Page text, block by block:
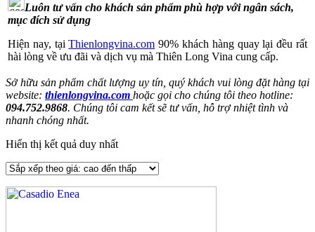
Luôn tư vấn cho khách sản phẩm phù hợp với ngân sách,
mục đích sử dụng
Hiện nay, tạiThienlongvina.com 90% khách hàng quay lại đều rất
hài lòng về ưu đãi và dịch vụ mà Thiên Long Vina cung cấp.
Sở hữu sản phẩm chất lượng uy tín, quý khách vui lòng đặt hàng tại
website: thienlongvina.com hoặc gọi cho chúng tôi theo hotline:
094.752.9868. Chúng tôi cam kết sẽ tư vấn, hỗ trợ nhiệt tình và
nhanh chóng nhất.
Hiển thị kết quả duy nhất